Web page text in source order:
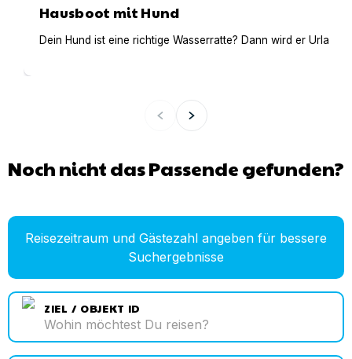
Hausboot mit Hund
Dein Hund ist eine richtige Wasserratte? Dann wird er
Noch nicht das Passende gefunden?
Reisezeitraum und Gästezahl angeben für bessere
Suchergebnisse
ZIEL / OBJEKT ID